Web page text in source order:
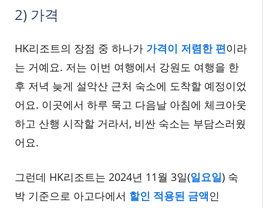
2) 가격
HK리조트의 장점 중 하나가 가격이 저렴한 편이라
는 거예요. 저는 이번 여행에서 강원도 여행을 한
후 저녁 늦게 설악산 근처 숙소에 도착할 예정이었
어요. 이곳에서 하루 묵고 다음날 아침에 체크아웃
하고 산행 시작할 거라서, 비싼 숙소는 부담스러웠
어요.
그런데 HK리조트는 2024년 11월 3일(일요일) 숙
박 기준으로 아고다에서 할인 적용된 금액인